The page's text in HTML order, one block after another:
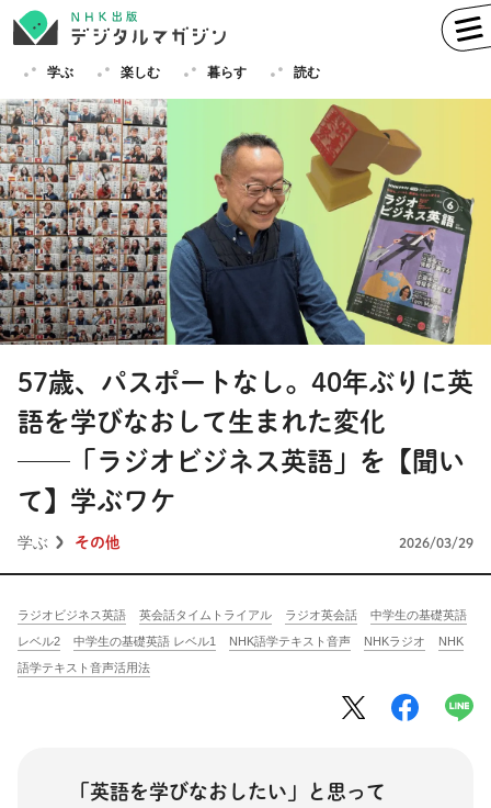
学ぶ 楽しむ 暮らす 読む
学ぶ 英語 フランス語
ドイツ語 イタリア語
スペイン語 ロシア語
その他
楽しむ 趣味 俳句 短歌 囲碁
暮らす ハンドメイド
読む 教養 NHK出版新書
きょうのレシピ
57歳、パスポートなし。40年ぶりに英
語を学びなおして生まれた変化
──「ラジオビジネス英語」を【聞い
て】学ぶワケ
学ぶ その他 2026/03/29
ラジオビジネス英語 英会話タイムトライアル ラジオ英会話
中学生の基礎英語
レベル2
中学生の基礎英語 レベル1 NHK語学テキスト音声 NHKラジオ
NHK
語学テキスト音声活用法
「英語を学びなおしたい」と思って